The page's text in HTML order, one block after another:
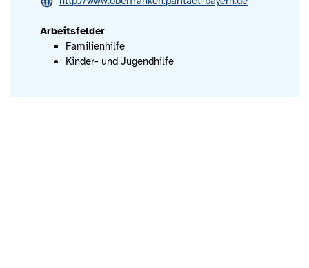
Arbeitsfelder
Familienhilfe
Kinder- und Jugendhilfe